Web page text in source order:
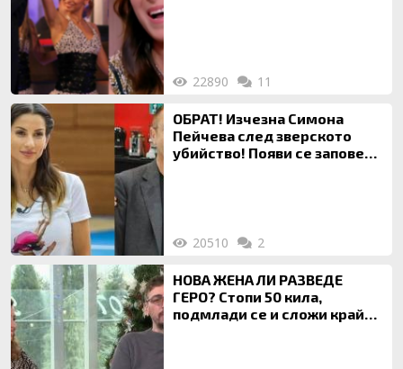
22890 11
ОБРАТ! Изчезна Симона
Пейчева след зверското
убийство! Появи се заповед
20510 2
НОВА ЖЕНА ЛИ РАЗВЕДЕ
ГЕРО? Стопи 50 кила,
подмлади се и сложи край